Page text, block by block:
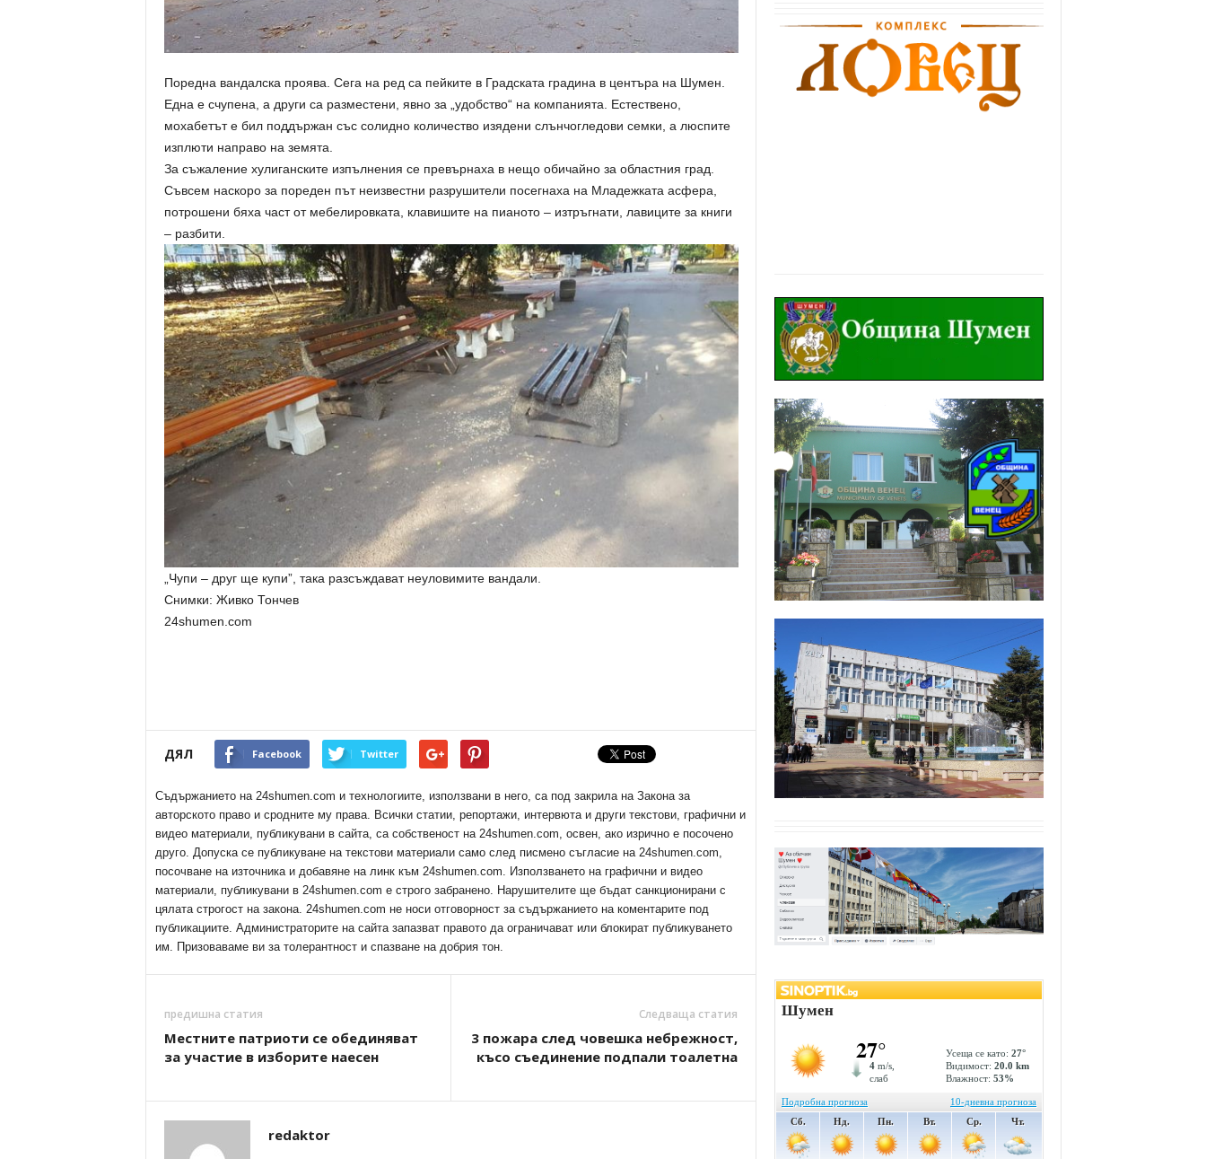
Поредна вандалска проява. Сега на ред са пейките в Градската градина в центъра на Шумен.
Eдна е счупена, а други са разместени, явно за „удобство“ на компанията. Естествено,
мохабетът е бил поддържан със солидно количество изядени слънчогледови семки, а люспите
изплюти направо на земята.
За съжаление хулиганските изпълнения се превърнаха в нещо обичайно за областния град.
Съвсем наскоро за пореден път неизвестни разрушители посегнаха на Младежката асфера,
потрошени бяха част от мебелировката, клавишите на пианото – изтръгнати, лавиците за книги
– разбити.
„Чупи – друг ще купи”, така разсъждават неуловимите вандали.
Снимки: Живко Тончев
24shumen.com
ДЯЛ Facebook Twitter
Съдържанието на 24shumen.com и технологиите, използвани в него, са под закрила на Закона за
авторското право и сродните му права. Всички статии, репортажи, интервюта и други текстови, графични и
видео материали, публикувани в сайта, са собственост на 24shumen.com, освен, ако изрично е посочено
друго. Допуска се публикуване на текстови материали само след писмено съгласие на 24shumen.com,
посочване на източника и добавяне на линк към 24shumen.com. Използването на графични и видео
материали, публикувани в 24shumen.com е строго забранено. Нарушителите ще бъдат санкционирани с
цялата строгост на закона. 24shumen.com не носи отговорност за съдържанието на коментарите под
публикациите. Администраторите на сайта запазват правото да ограничават или блокират публикуването
им. Призоваваме ви за толерантност и спазване на добрия тон.
предишна статия
Местните патриоти се обединяват
за участие в изборите наесен
Следваща статия
3 пожара след човешка небрежност,
късо съединение подпали тоалетна
redaktor